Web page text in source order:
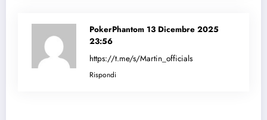
PokerPhantom 13 Dicembre 2025
23:56
https://t.me/s/Martin_officials
Rispondi